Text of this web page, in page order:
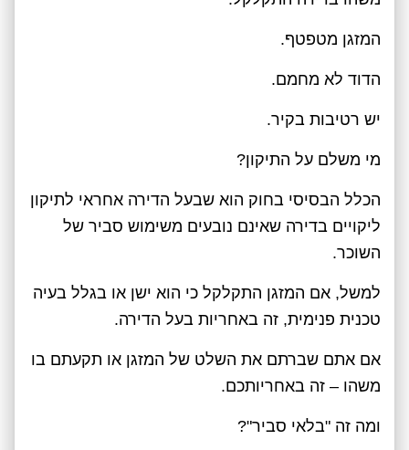
המזגן מטפטף.
הדוד לא מחמם.
יש רטיבות בקיר.
מי משלם על התיקון?
הכלל הבסיסי בחוק הוא שבעל הדירה אחראי לתיקון
ליקויים בדירה שאינם נובעים משימוש סביר של
השוכר.
למשל, אם המזגן התקלקל כי הוא ישן או בגלל בעיה
טכנית פנימית, זה באחריות בעל הדירה.
אם אתם שברתם את השלט של המזגן או תקעתם בו
משהו – זה באחריותכם.
ומה זה "בלאי סביר"?